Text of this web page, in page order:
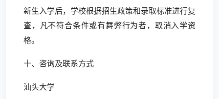
新生入学后，学校根据招生政策和录取标准进行复
查，凡不符合条件或有舞弊行为者，取消入学资
格。
十、咨询及联系方式
汕头大学